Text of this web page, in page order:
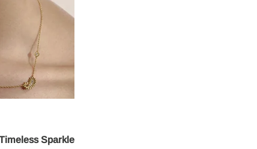
Sparkle